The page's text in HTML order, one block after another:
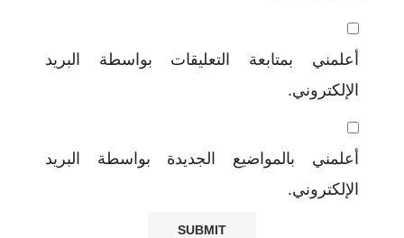
أعلمني بمتابعة التعليقات بواسطة البريد
الإلكتروني.
أعلمني بالمواضيع الجديدة بواسطة البريد
الإلكتروني.